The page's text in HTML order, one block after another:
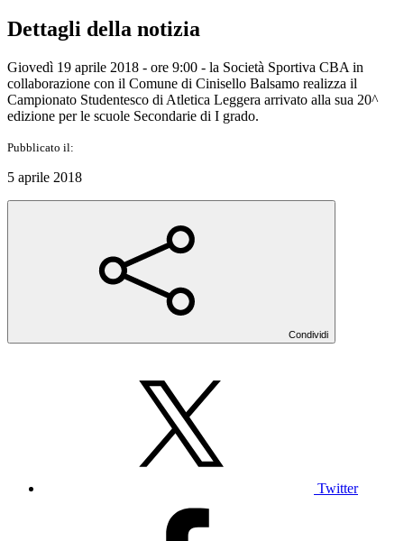
Dettagli della notizia
Giovedì 19 aprile 2018 - ore 9:00 - la Società Sportiva CBA in
collaborazione con il Comune di Cinisello Balsamo realizza il
Campionato Studentesco di Atletica Leggera arrivato alla sua 20^
edizione per le scuole Secondarie di I grado.
Pubblicato il:
5 aprile 2018
Condividi
Twitter